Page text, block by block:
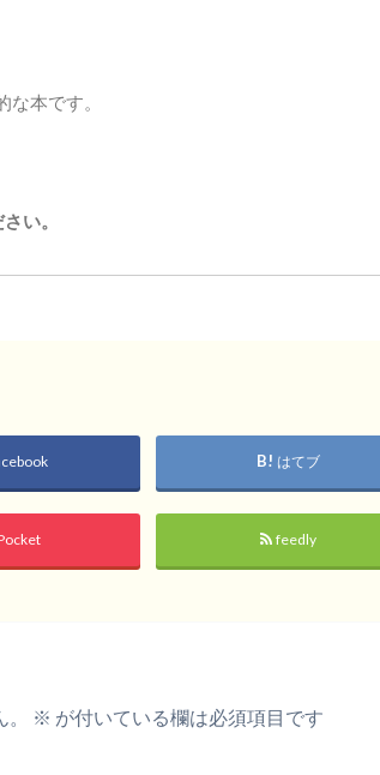
本です。
い。
はてブ
feedly
※ が付いている欄は必須項目です